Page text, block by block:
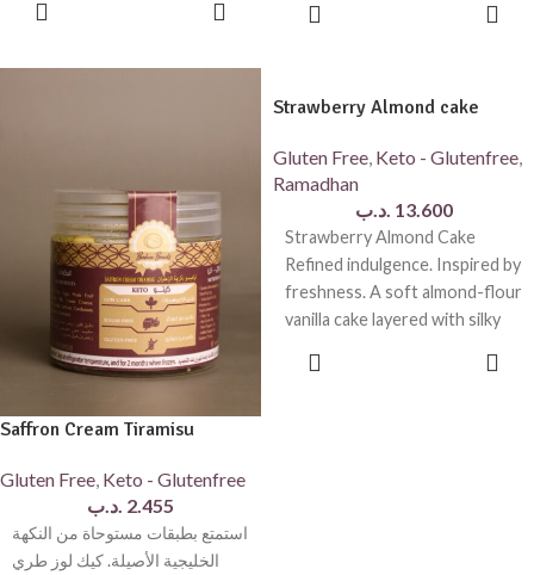
indulgent taste with
Perfect for Eid gatherings,
celebrations, or sharing with
family and friends.
* Gluten Free
* Naturally Sweetened
* Handmade in Small Daily
* Keep Refrigerated and Serve
Saffron Cream Tiramisu
Gluten Free Keto - Glutenfree
2.455 .د.ب
استمتع بطبقات مستوحاة من النكهة
الخليجية الأصيلة. كيك لوز طري
Strawberry Almond cake
Gluten Free Keto - Glutenfree
Ramadhan
13.600 .د.ب
Strawberry Almond Cake
Refined indulgence. Inspired by
freshness. A soft almond-flour
vanilla cake layered with silky